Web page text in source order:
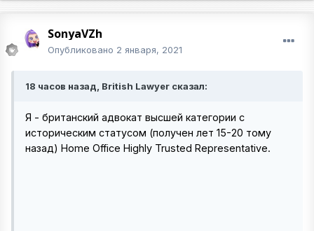
SonyaVZh
Опубликовано 2 января, 2021
18 часов назад, British Lawyer сказал:
Я - британский адвокат высшей категории с
историческим статусом (получен лет 15-20 тому
назад) Home Office Highly Trusted Representative.